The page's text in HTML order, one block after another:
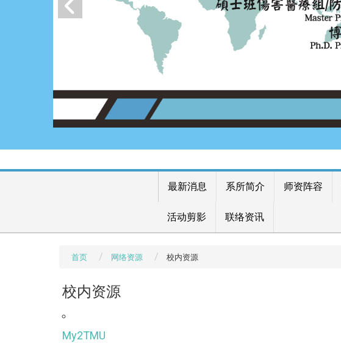
最新消息 系所简介 师资阵容
活动剪影 联络资讯
首页 网络资源 校内资源
校内资源
My2TMU